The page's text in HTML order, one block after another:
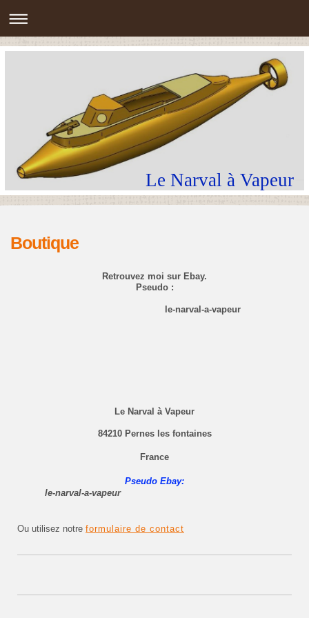
Le Narval à Vapeur
Boutique
Retrouvez moi sur Ebay.
Pseudo :
le-narval-a-vapeur
Le Narval à Vapeur
84210 Pernes les fontaines
France
Pseudo Ebay:
le-narval-a-vapeur
Ou utilisez notre formulaire de contact